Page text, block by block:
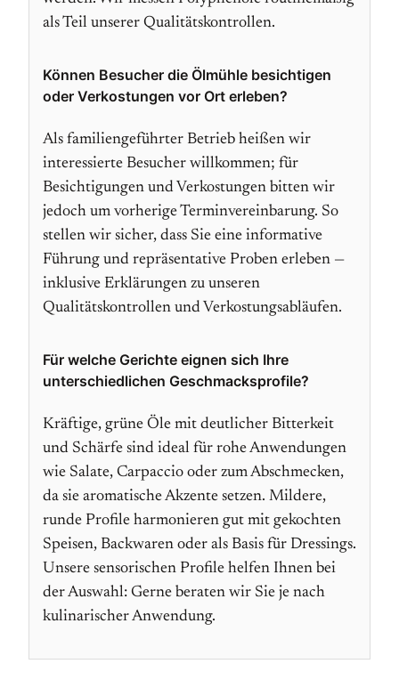
als Teil unserer Qualitätskontrollen.
Können Besucher die Ölmühle besichtigen
oder Verkostungen vor Ort erleben?
Als familiengeführter Betrieb heißen wir
interessierte Besucher willkommen; für
Besichtigungen und Verkostungen bitten wir
jedoch um vorherige Terminvereinbarung. So
stellen wir sicher, dass Sie eine informative
Führung und repräsentative Proben erleben —
inklusive Erklärungen zu unseren
Qualitätskontrollen und Verkostungsabläufen.
Für welche Gerichte eignen sich Ihre
unterschiedlichen Geschmacksprofile?
Kräftige, grüne Öle mit deutlicher Bitterkeit
und Schärfe sind ideal für rohe Anwendungen
wie Salate, Carpaccio oder zum Abschmecken,
da sie aromatische Akzente setzen. Mildere,
runde Profile harmonieren gut mit gekochten
Speisen, Backwaren oder als Basis für Dressings.
Unsere sensorischen Profile helfen Ihnen bei
der Auswahl: Gerne beraten wir Sie je nach
kulinarischer Anwendung.